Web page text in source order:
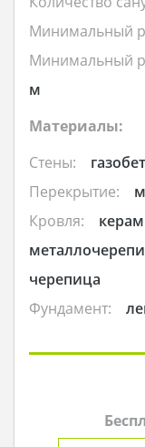
Минимальный
Минимальный
м
Материалы:
Стены:
Перекрытие:
Кровля:
черепица
Фундамент: